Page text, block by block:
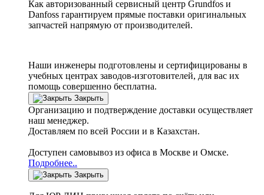
Как авторизованный сервисный центр Grundfos и
Danfoss гарантируем прямые поставки оригинальных
запчастей напрямую от производителей.
Наши инженеры подготовлены и сертифицированы в
учебных центрах заводов-изготовителей, для вас их
помощь совершенно бесплатна.
Закрыть
Организацию и подтверждение доставки осуществляет
наш менеджер.
Доставляем по всей России и в Казахстан.
Доступен самовывоз из офиса в Москве и Омске.
Подробнее..
Закрыть